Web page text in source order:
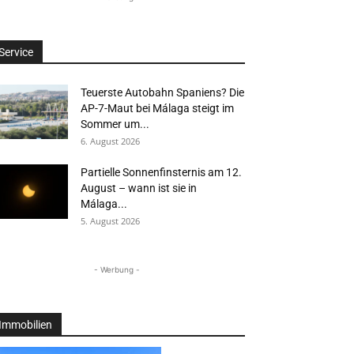
Teuerste Autobahn Spaniens? Die
AP-7-Maut bei Málaga steigt im
Sommer um...
6. August 2026
Partielle Sonnenfinsternis am 12.
August – wann ist sie in
Málaga...
5. August 2026
- Werbung -